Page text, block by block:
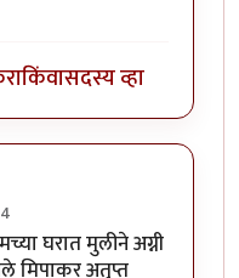
किंवासदस्य व्हा
घरात मुलीने अग्नी
मिपाकर अतृप्त